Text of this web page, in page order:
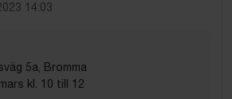
14:03
5a, Bromma
kl. 10 till 12